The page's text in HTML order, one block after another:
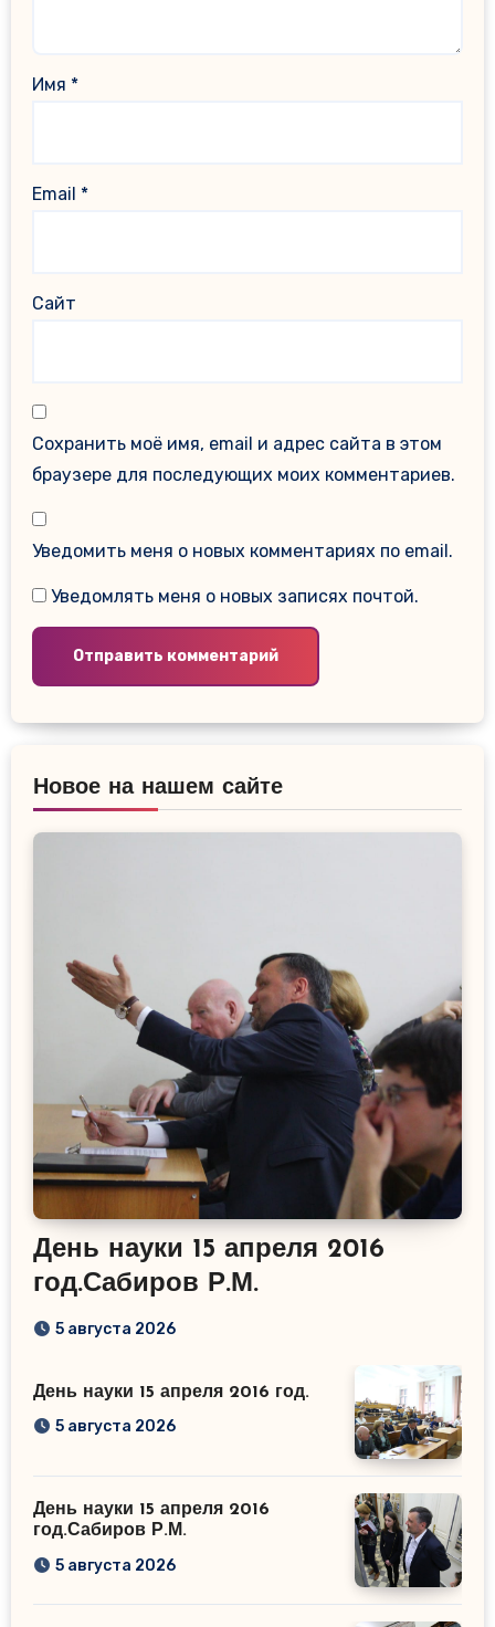
Имя *
Email *
Сайт
Сохранить моё имя, email и адрес сайта в этом
браузере для последующих моих комментариев.
Уведомить меня о новых комментариях по email.
Уведомлять меня о новых записях почтой.
Новое на нашем сайте
День науки 15 апреля 2016
год.Сабиров Р.М.
5 августа 2026
День науки 15 апреля 2016 год.
5 августа 2026
День науки 15 апреля 2016
год.Сабиров Р.М.
5 августа 2026